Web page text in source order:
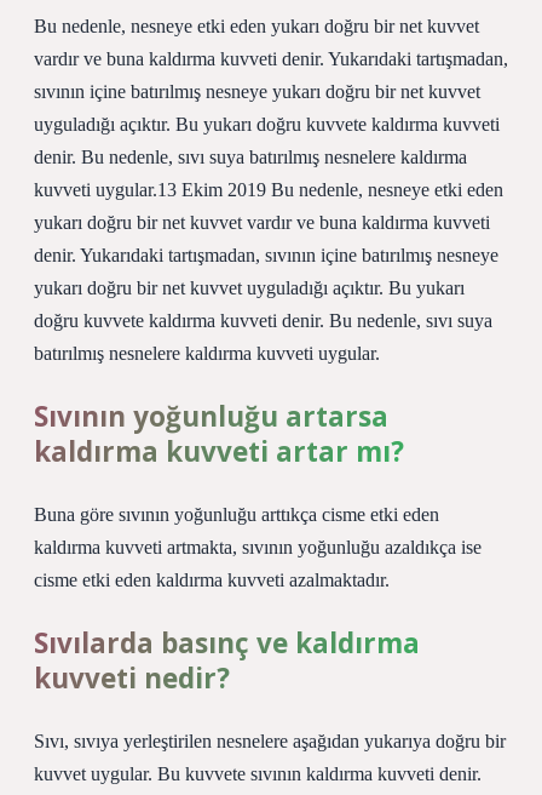
Bu nedenle, nesneye etki eden yukarı doğru bir net kuvvet
vardır ve buna kaldırma kuvveti denir. Yukarıdaki tartışmadan,
sıvının içine batırılmış nesneye yukarı doğru bir net kuvvet
uyguladığı açıktır. Bu yukarı doğru kuvvete kaldırma kuvveti
denir. Bu nedenle, sıvı suya batırılmış nesnelere kaldırma
kuvveti uygular.13 Ekim 2019 Bu nedenle, nesneye etki eden
yukarı doğru bir net kuvvet vardır ve buna kaldırma kuvveti
denir. Yukarıdaki tartışmadan, sıvının içine batırılmış nesneye
yukarı doğru bir net kuvvet uyguladığı açıktır. Bu yukarı
doğru kuvvete kaldırma kuvveti denir. Bu nedenle, sıvı suya
batırılmış nesnelere kaldırma kuvveti uygular.
Sıvının yoğunluğu artarsa
kaldırma kuvveti artar mı?
Buna göre sıvının yoğunluğu arttıkça cisme etki eden
kaldırma kuvveti artmakta, sıvının yoğunluğu azaldıkça ise
cisme etki eden kaldırma kuvveti azalmaktadır.
Sıvılarda basınç ve kaldırma
kuvveti nedir?
Sıvı, sıvıya yerleştirilen nesnelere aşağıdan yukarıya doğru bir
kuvvet uygular. Bu kuvvete sıvının kaldırma kuvveti denir.